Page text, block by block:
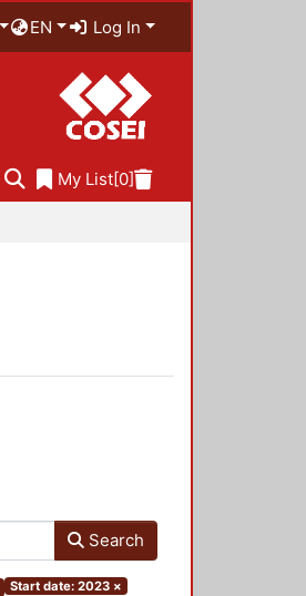
EN Log In
My List[0]
Search
Start date: 2023 ×